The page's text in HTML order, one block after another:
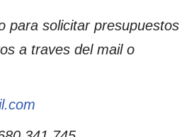
para solicitar presupuestos
a traves del mail o